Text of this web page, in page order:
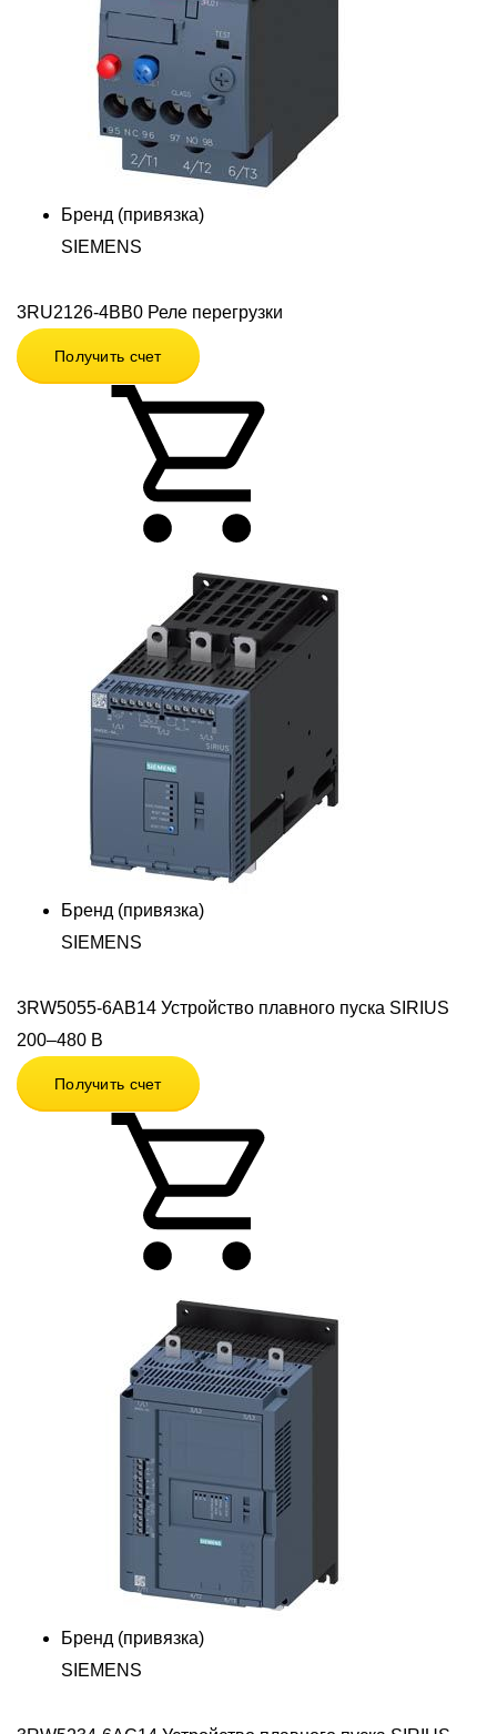
Бренд (привязка)
SIEMENS
3RU2126-4BB0 Реле перегрузки
Получить счет
Бренд (привязка)
SIEMENS
3RW5055-6AB14 Устройство плавного пуска SIRIUS
200–480 В
Получить счет
Бренд (привязка)
SIEMENS